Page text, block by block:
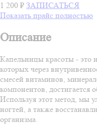
1 200 ₽ ЗАПИСАТЬСЯ
Показать прайс полностью
Описание
Капельницы красоты - это
которых через
смесей витаминов,
компонентов,
Используя этот метод, мы
ногтей, а также
организма.